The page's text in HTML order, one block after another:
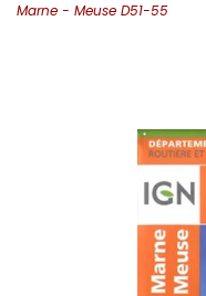
Marne - Meuse D51-55